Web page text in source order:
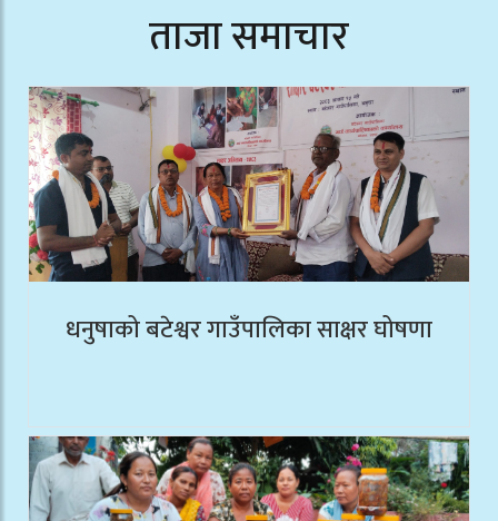
ताजा समाचार
धनुषाको बटेश्वर गाउँपालिका साक्षर घोषणा